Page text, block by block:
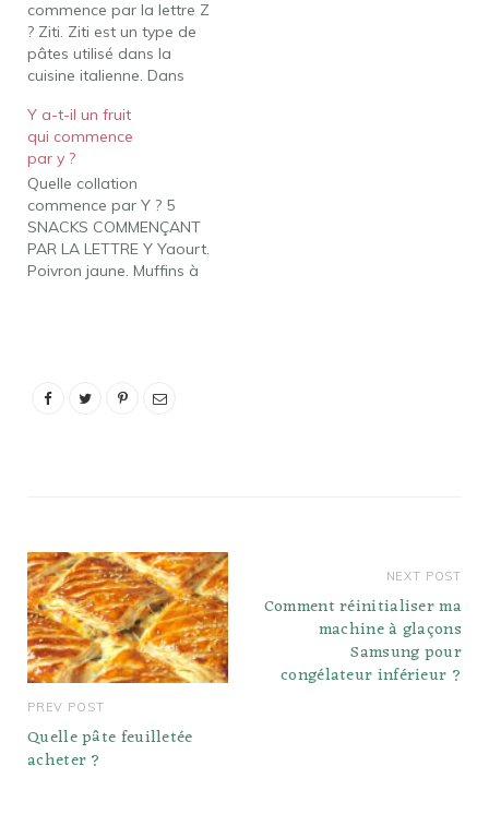
des aliments qui
commencent par X et est
un…
commence par la lettre Z
? Ziti. Ziti est un type de
pâtes utilisé dans la
cuisine italienne. Dans
il est servi lors des
mariages. Il existe de
nombreuses façons de
manger du ziti. Qu'est-ce
qu'un aliment qui
commence par un y ?…
Y a-t-il un fruit
qui commence
par y ?
Quelle collation
commence par Y ? 5
SNACKS COMMENÇANT
PAR LA LETTRE Y Yaourt.
Poivron jaune. Muffins à
jaune-vert originaire du
PREV POST
Quelle pâte feuilletée
acheter ?
NEXT POST
Comment réinitialiser ma
machine à glaçons
Samsung pour
congélateur inférieur ?